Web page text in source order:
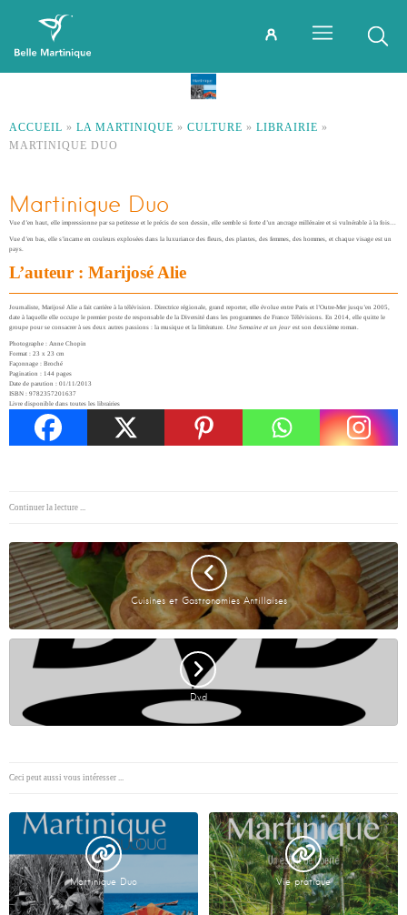
ACCUEIL » LA MARTINIQUE » CULTURE » LIBRAIRIE »
MARTINIQUE DUO
Martinique Duo
Vue d’en haut, elle impressionne par sa petitesse et le précis de son dessin, elle semble si forte d’un ancrage millénaire et si vulnérable à la fois…
Vue d’en bas, elle s’incarne en couleurs explosées dans la luxuriance des fleurs, des plantes, des femmes, des hommes, et chaque visage est un
pays.
L’auteur : Marijosé Alie
Journaliste, Marijosé Alie a fait carrière à la télévision. Directrice régionale, grand reporter, elle évolue entre Paris et l’Outre-Mer jusqu’en 2005,
date à laquelle elle occupe le premier poste de responsable de la Diversité dans les programmes de France Télévisions. En 2014, elle quitte le
groupe pour se consacrer à ses deux autres passions : la musique et la littérature. Une Semaine et un jour est son deuxième roman.
Photographe : Anne Chopin
Format : 23 x 23 cm
Façonnage : Broché
Pagination : 144 pages
Date de parution : 01/11/2013
ISBN : 9782357201637
Livre disponible dans toutes les librairies
Continuer la lecture ...
Cuisines et Gastronomies Antillaises
Dvd
Ceci peut aussi vous intéresser ...
Martinique Duo Vie pratique